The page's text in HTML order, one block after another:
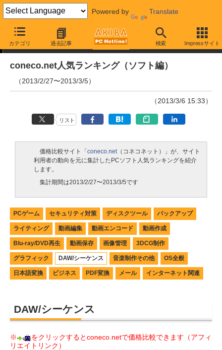
Powered by Translate
カテゴリ 過去記事 検索 Impressサイト
ランキング
coneco.net人気ランキング（ソフト編）
（2013/2/27〜2013/3/5）
（2013/3/6 15:33）
リスト
価格比較サイト「 coneco.net（コネコネット）」が、サイト
利用者の動向を元に集計したPCソフト人気ランキングを紹介
します。
集計期間は2013/2/27〜2013/3/5です
PCゲーム セキュリティ対策 ディスクツール バックアップ
ライティング 動画編集 動画エンコード 動画作成
Blu-ray/DVD再生 動画保存 画像管理 3DCG制作
グラフィック DAW/シーケンス 音楽制作その他 OS全般
日本語変換 ビジネス PDF変換 メール インターネット関連
DAW/シーケンス
※
をクリックするとconeco.netで価格比較できます（アフィ
リエイトリンク）